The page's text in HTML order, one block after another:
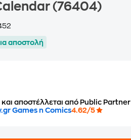
(76404)
αποστολή
και αποστέλλεται από Public Partner
Games n Comics4.62/5